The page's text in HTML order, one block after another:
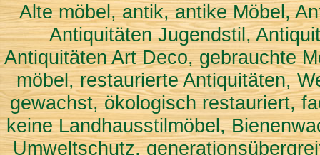
Alte möbel, antik, antike Möbel,
Antiquitäten Jugendstil,
Antiquitäten Art Deco, gebrauchte
möbel, restaurierte Antiquitäten,
gewachst, ökologisch restauriert,
keine Landhausstilmöbel,
Umweltschutz,